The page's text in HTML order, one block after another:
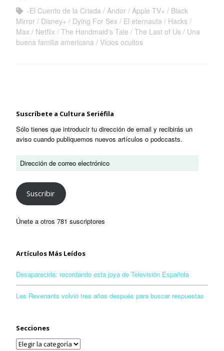
-El Cuento de la Criada
Andor Apple TV+
Black
Mirror
Disney+ Dying For Sex El eternauta
Hacks
Max
Netflix The Handmaid's Tale The Last of Us
Una
buena familia americana
Vicios ocultos
Suscríbete a Cultura Seriéfila
Sólo tienes que introducir tu dirección de email y recibirás un
aviso cuando publiquemos nuevos artículos o podccasts.
Suscribir
Únete a otros 781 suscriptores
Artículos Más Leídos
Desaparecida: recordando esta joya de Televisión Española
Les Revenants volvió tres años después para buscar respuestas
Secciones